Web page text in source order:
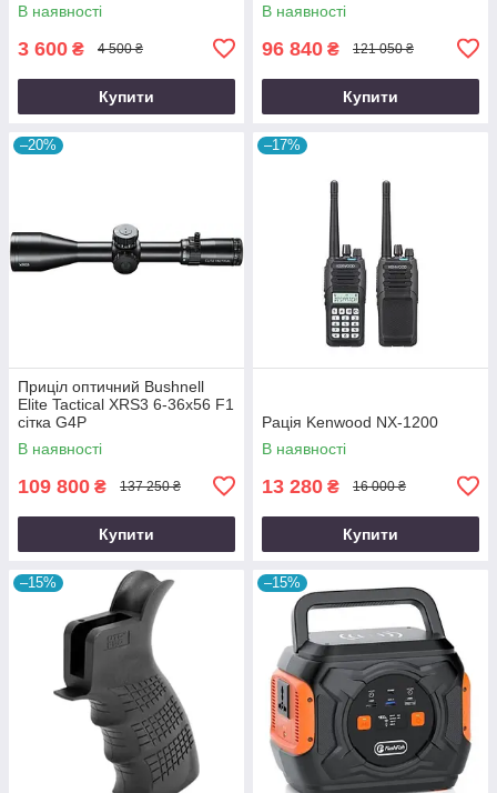
В наявності
3 600 ₴ 4 500 ₴
Купити
В наявності
96 840 ₴ 121 050 ₴
Купити
–20%
Приціл оптичний Bushnell
Elite Tactical XRS3 6-36x56 F1
сітка G4P
В наявності
109 800 ₴ 137 250 ₴
Купити
–17%
Рація Kenwood NX-1200
В наявності
13 280 ₴ 16 000 ₴
Купити
–15% –15%